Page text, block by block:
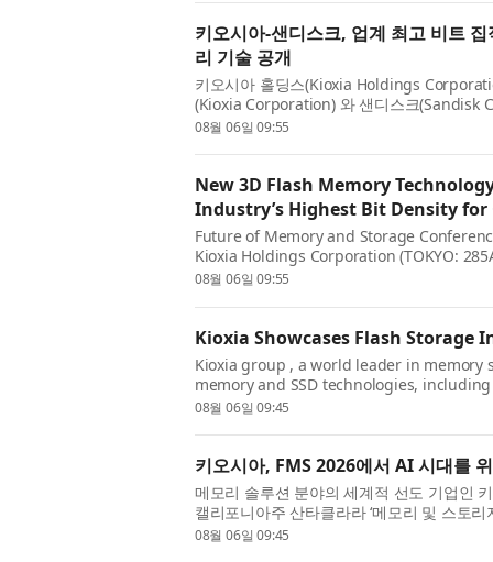
키오시아-샌디스크, 업계 최고 비트
리 기술 공개
키오시아 홀딩스(Kioxia Holdings
(Kioxia Corporation) 와 샌디스크(Sandisk
의 미래 콘퍼런스(Future of Memory a...
08월 06일 09:55
New 3D Flash Memory
Industry’s Highest Bit Density for
Future of Memory and Storage
Kioxia Holdings Corporation (TOKYO:
today unveiled their next-generation
08월 06일 09:55
Kioxia Showcases Flash Storage
Kioxia group , a world leader in
memory and SSD technologies,
Super High IOPS SSDs, optimized for
08월 06일 09:45
키오시아, FMS 2026에서 AI 시대를
메모리 솔루션 분야의 세계적 선도 기업인
캘리포니아주 산타클라라 ‘메모리 및 스토
Storage)’ 행사에서 GPU 직접 액세스에 ...
08월 06일 09:45